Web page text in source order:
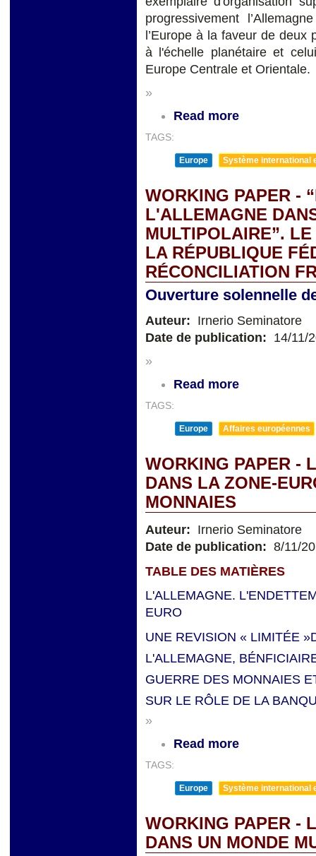
progressivement
l’Europe à la faveur de
à l'échelle planétaire et
Europe Centrale et Orientale.
»
Read more
TAGS:
Europe Système international
WORKING PAPER -
L'ALLEMAGNE
MULTIPOLAIRE”.
LA RÉPUBLIQUE
RÉCONCILIATION
Ouverture solennelle
Auteur: Irnerio Seminatore
Date de publication: 14/11/
»
Read more
TAGS:
Europe Affaires européennes
WORKING PAPER -
DANS LA ZONE-
MONNAIES
Auteur: Irnerio Seminatore
Date de publication: 8/11/
TABLE DES MATIÈRES
L'ALLEMAGNE.
EURO
UNE REVISION « LIMITÉE
L'ALLEMAGNE,
GUERRE DES MONNAIES
SUR LE RÔLE DE LA
»
Read more
TAGS:
Europe Système international
WORKING PAPER -
DANS UN MONDE